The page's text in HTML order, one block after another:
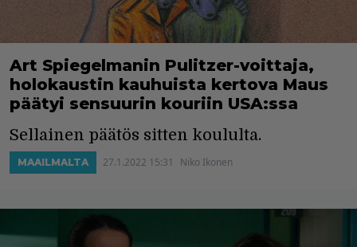
Art Spiegelmanin Pulitzer-voittaja,
holokaustin kauhuista kertova Maus
päätyi sensuurin kouriin USA:ssa
Sellainen päätös sitten koululta.
MAAILMALTA 27.1.2022 15:31 Niko Ikonen